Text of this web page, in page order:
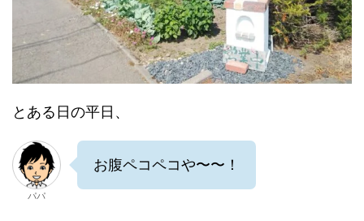
とある日の平日、
パパ
お腹ペコペコや〜〜！